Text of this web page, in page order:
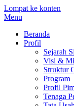
Lompat ke konten
Menu
Beranda
Profil
Sejarah
Visi &
Struktur
Program
Profil
Tenaga